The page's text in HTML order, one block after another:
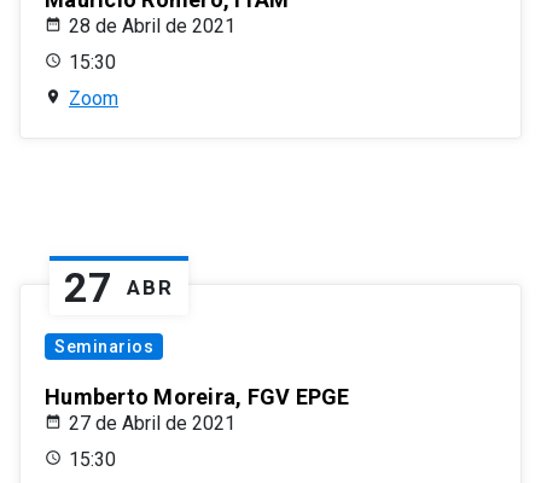
28 de Abril de 2021
15:30
Zoom
27 ABR
Seminarios
Humberto Moreira, FGV EPGE
27 de Abril de 2021
15:30